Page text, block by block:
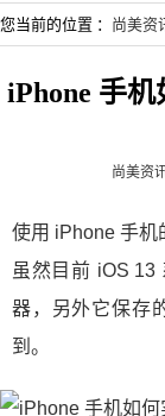
您当前的位置 ： 尚美资
iPhone 手
尚美资
使用 iPhone 手机
虽然目前 iOS 13
器，另外它保存
到。